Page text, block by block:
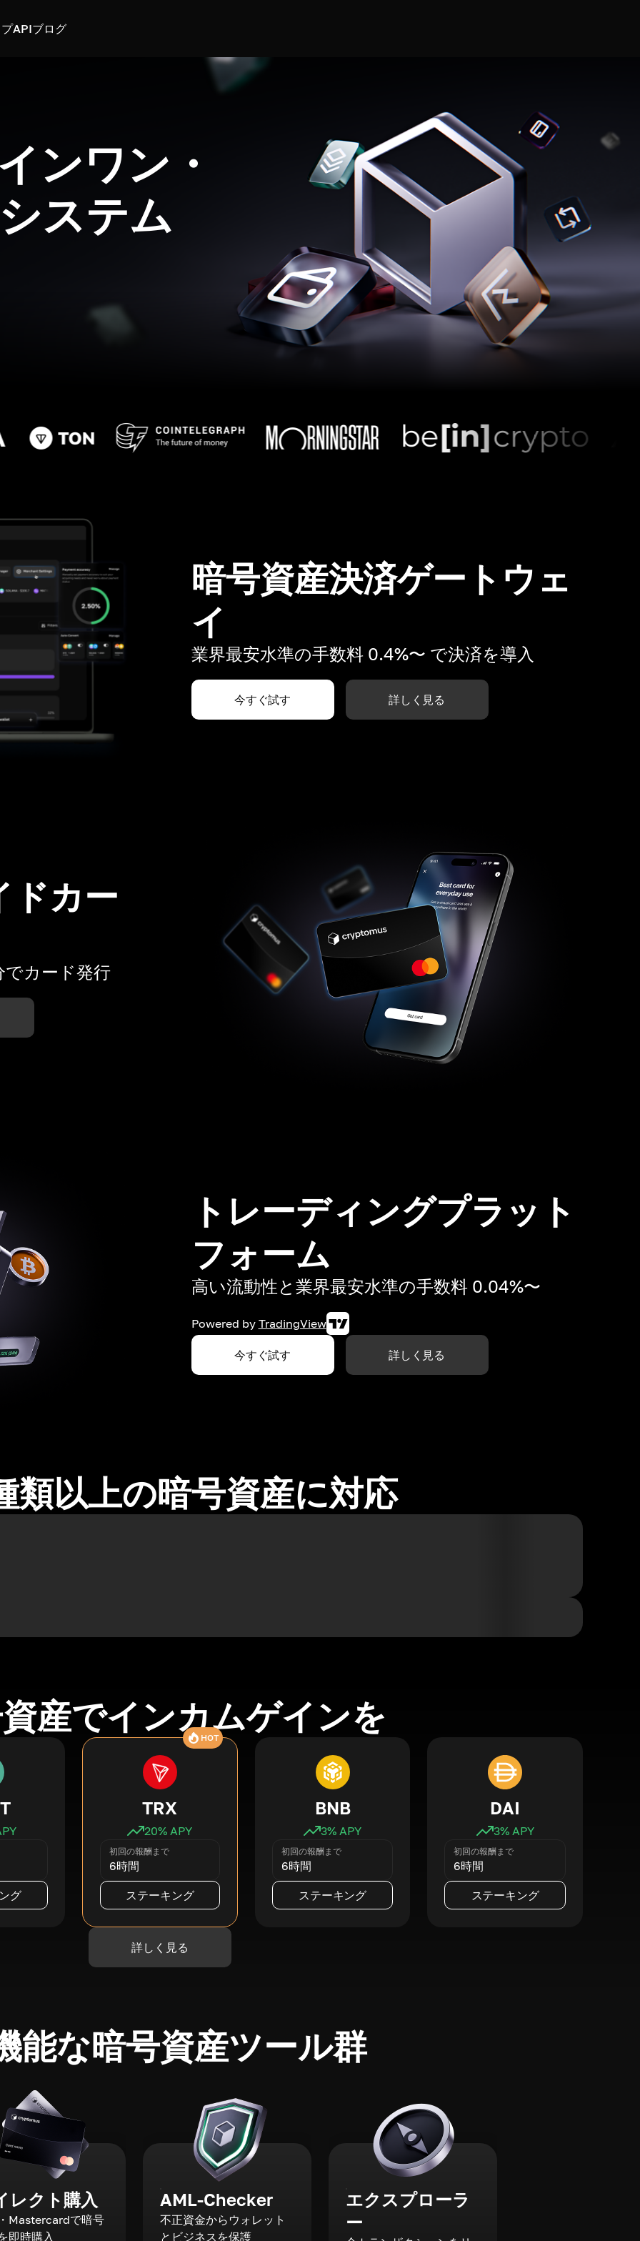
APIブログ
ンワン・
ステム
暗号資産決済ゲートウェ
イ
業界最安水準の手数料 0.4%〜 で決済を導入
今すぐ試す 詳しく見る
ドカー
でカード発行
トレーディングプラット
フォーム
高い流動性と業界最安水準の手数料 0.04%〜
Powered by TradingView
今すぐ試す 詳しく見る
類以上の暗号資産に対応
産でインカムゲインを
グ
HOT
TRX
20% APY
初回の報酬まで
6時間
ステーキング
BNB
3% APY
初回の報酬まで
6時間
ステーキング
DAI
3% APY
初回の報酬まで
6時間
ステーキング
詳しく見る
能な暗号資産ツール群
レクト購入
Mastercardで暗号
即時購入
AML-Checker
不正資金からウォレット
とビジネスを保護
エクスプローラ
ー